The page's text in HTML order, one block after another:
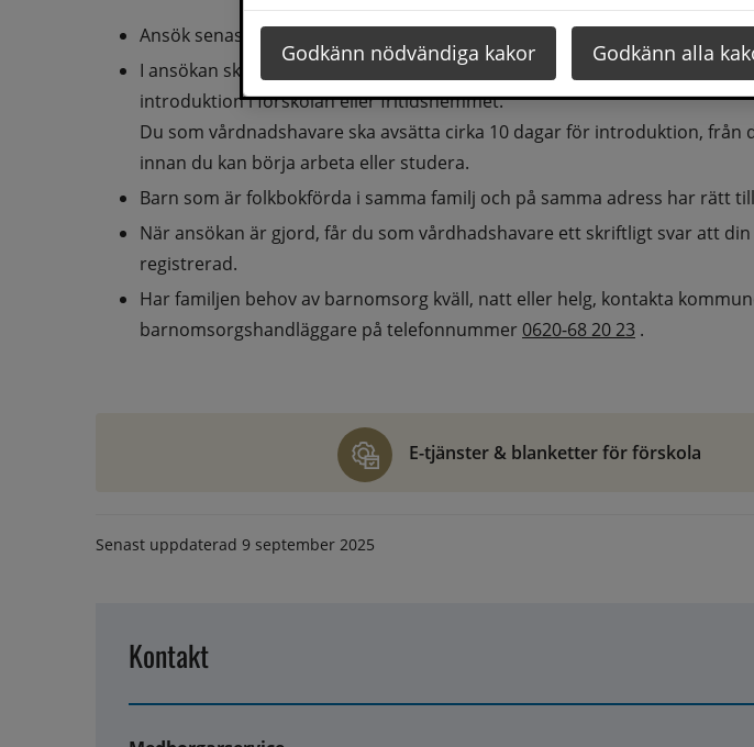
Godkänn nödvändiga kakor Godkänn alla
Ansök senast fyra månader före önskat startdatum
I ansökan ska du ange vilket datum barnet ska börja. Tänk på att barnet
introduktion i förskolan eller fritidshemmet.
Du som vårdnadshavare ska avsätta cirka 10 dagar för introduktion, från
innan du kan börja arbeta eller studera.
Barn som är folkbokförda i samma familj och på samma adress har rätt
När ansökan är gjord, får du som vårdhadshavare ett skriftligt svar att
registrerad.
Har familjen behov av barnomsorg kväll, natt eller helg, kontakta
barnomsorgshandläggare på telefonnummer 0620-68 20 23 .
E-tjänster & blanketter för förskola
Senast uppdaterad 9 september 2025
Kontakt